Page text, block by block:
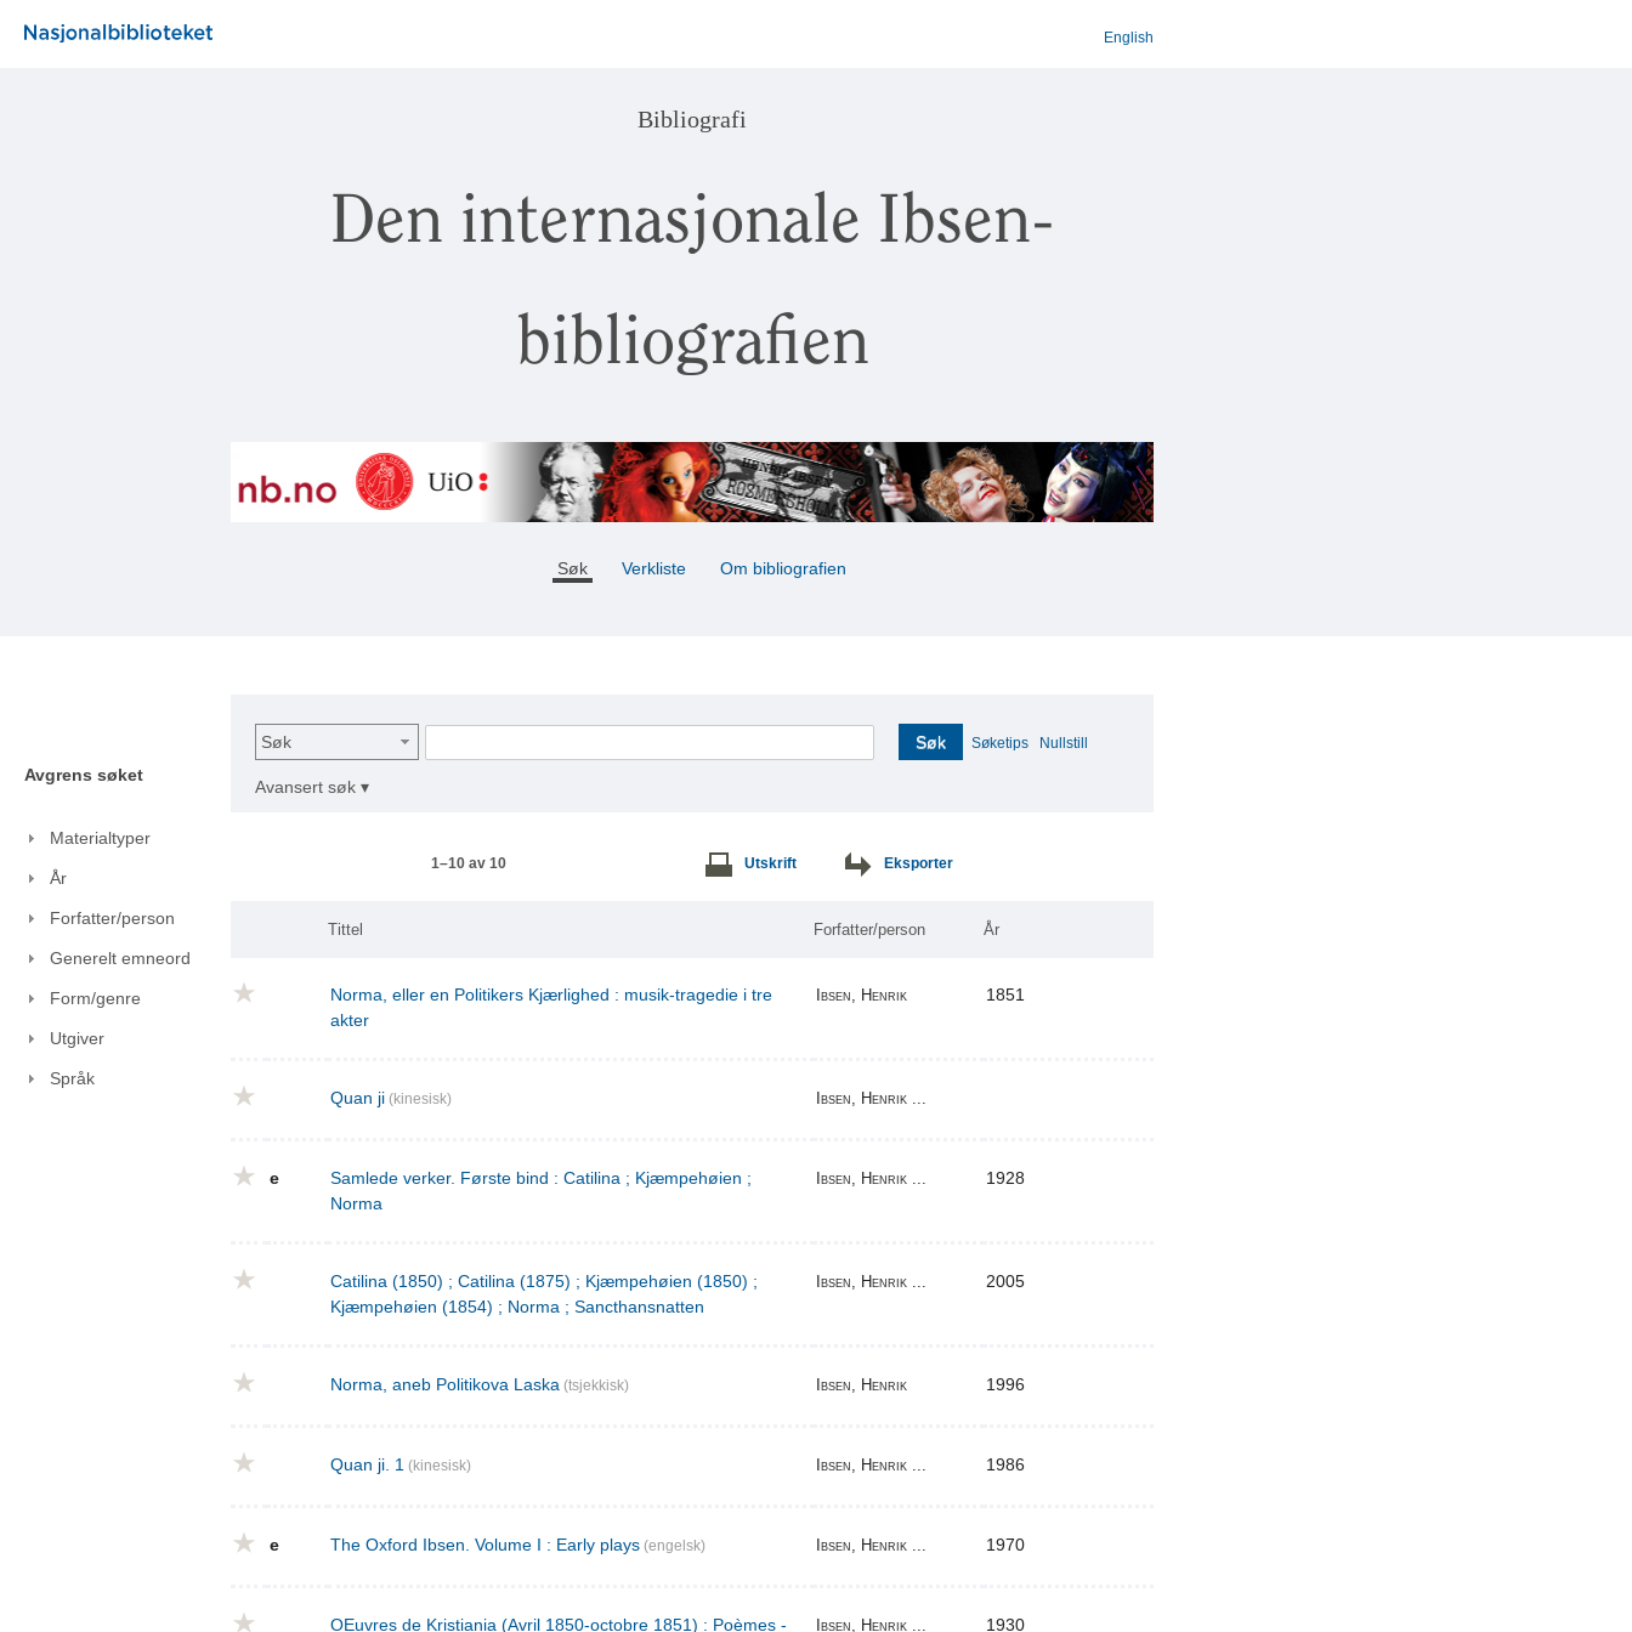
English
Bibliografi
Den internasjonale Ibsen-
bibliografien
Søk Verkliste Om bibliografien
Avgrens søket
Materialtyper
År
Forfatter/person
Generelt emneord
Form/genre
Utgiver
Språk
Søk Søk Søketips Nullstill
Avansert søk ▾
1–10 av 10 Utskrift Eksporter
Tittel Forfatter/person År
Norma, eller en Politikers Kjærlighed : musik-tragedie i tre
akter
Ibsen, Henrik 1851
Quan ji (kinesisk) Ibsen, Henrik ...
e
Samlede verker. Første bind : Catilina ; Kjæmpehøien ;
Norma
Ibsen, Henrik ... 1928
Catilina (1850) ; Catilina (1875) ; Kjæmpehøien (1850) ;
Kjæmpehøien (1854) ; Norma ; Sancthansnatten
Ibsen, Henrik ... 2005
Norma, aneb Politikova Laska (tsjekkisk) Ibsen, Henrik 1996
Quan ji. 1 (kinesisk) Ibsen, Henrik ... 1986
e The Oxford Ibsen. Volume I : Early plays (engelsk) Ibsen, Henrik ... 1970
OEuvres de Kristiania (Avril 1850-octobre 1851) : Poèmes - Ibsen, Henrik ... 1930